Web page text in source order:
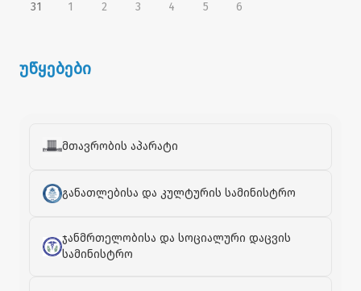
31
1 2 3 4 5 6
უწყებები
მთავრობის აპარატი
განათლებისა და კულტურის სამინისტრო
ჯანმრთელობისა და სოციალური დაცვის
სამინისტრო